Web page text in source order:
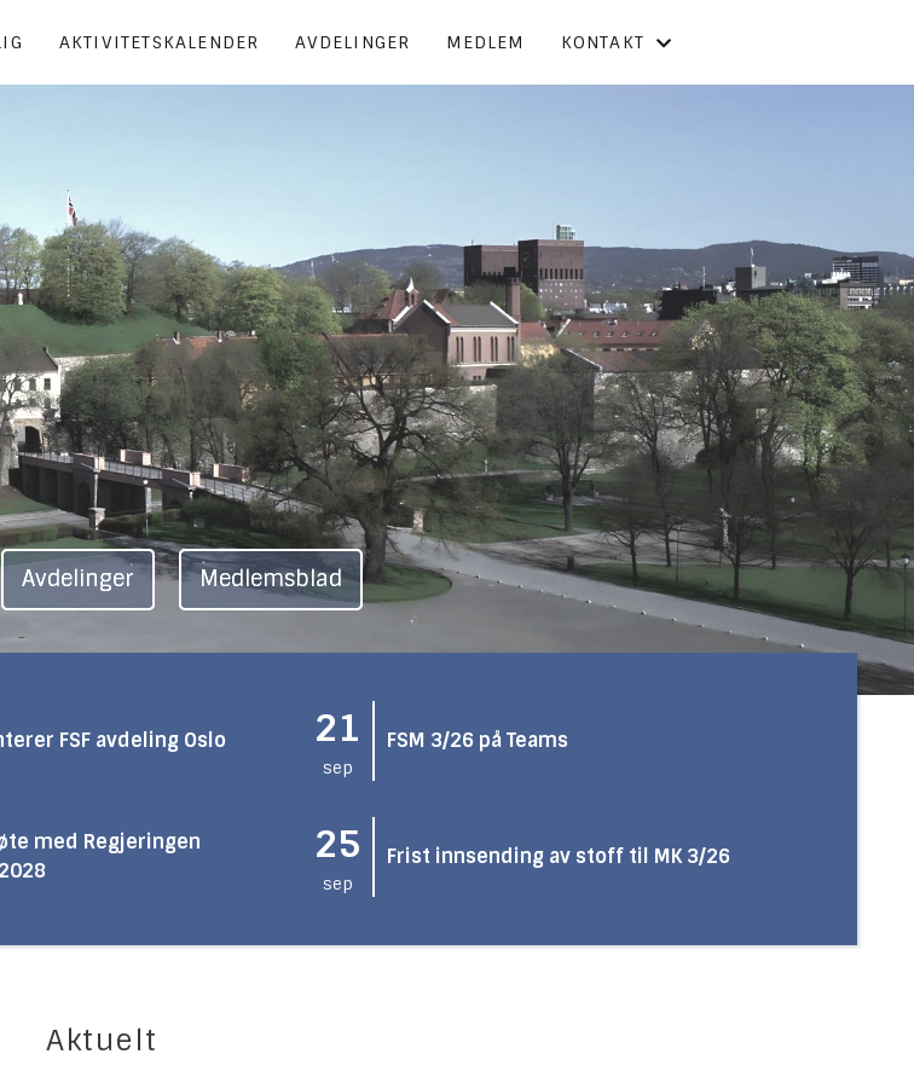
AKTIVITETSKALENDER AVDELINGER MEDLEM KONTAKT
Avdelinger Medlemsblad
FSF avdeling Oslo 21
sep
FSM 3/26 på Teams
med Regjeringen
25
sep
Frist innsending av stoff til MK 3/26
Aktuelt